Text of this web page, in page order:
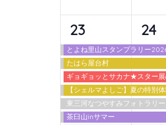
10
イ
ベ
ン
ト,
23
とよね里山スタンプラリー
たはら屋台村
ギョギョッとサカナ★スター
【シェルマよしご】夏の特別
東三河なつやすみフォトラリー
茶臼山inサマー
10
イ
ベ
ン
ト,
24